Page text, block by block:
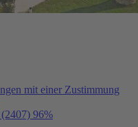
mit einer Zustimmung
(2407) 96%